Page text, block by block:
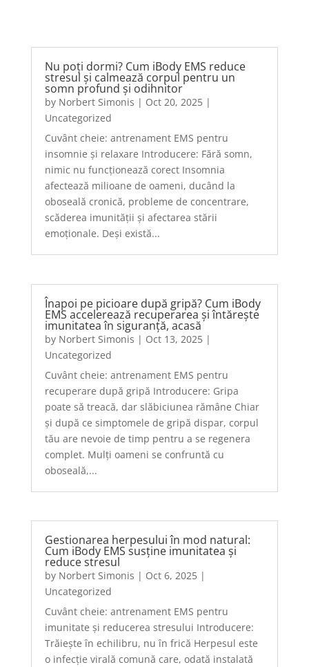
Nu poți dormi? Cum iBody EMS reduce
stresul și calmează corpul pentru un
somn profund și odihnitor
by Norbert Simonis | Oct 20, 2025|
Uncategorized
Cuvânt cheie: antrenament EMS pentru
insomnie și relaxare Introducere: Fără somn,
nimic nu funcționează corect Insomnia
afectează milioane de oameni, ducând la
oboseală cronică, probleme de concentrare,
scăderea imunității și afectarea stării
emoționale. Deși există...
Înapoi pe picioare după gripă? Cum iBody
EMS accelerează recuperarea și întărește
imunitatea în siguranță, acasă
by Norbert Simonis | Oct 13, 2025|
Uncategorized
Cuvânt cheie: antrenament EMS pentru
recuperare după gripă Introducere: Gripa
poate să treacă, dar slăbiciunea rămâne Chiar
și după ce simptomele de gripă dispar, corpul
tău are nevoie de timp pentru a se regenera
complet. Mulți oameni se confruntă cu
oboseală,...
Gestionarea herpesului în mod natural:
Cum iBody EMS susține imunitatea și
reduce stresul
by Norbert Simonis | Oct 6, 2025|
Uncategorized
Cuvânt cheie: antrenament EMS pentru
imunitate și reducerea stresului Introducere:
Trăiește în echilibru, nu în frică Herpesul este
o infecție virală comună care, odată instalată